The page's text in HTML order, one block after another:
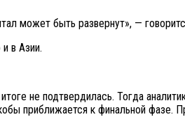
может быть развернут», —
в Азии.
не подтвердилась. Тогда
приближается к финальной фазе.